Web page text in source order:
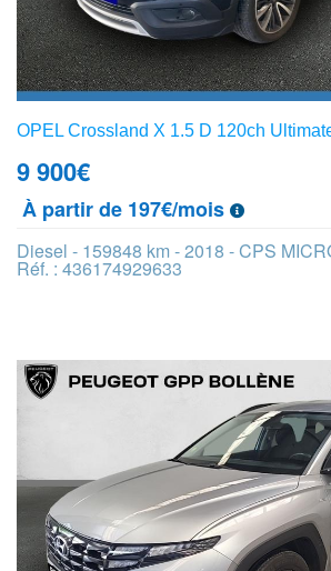
OPEL Crossland X 1.5 D 120ch
9 900€
À partir de 197€/mois
Diesel - 159848 km - 2018 - CPS
Réf. : 436174929633